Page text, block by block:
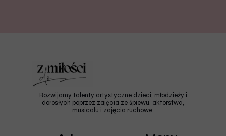
Rozwijamy talenty artystyczne dzieci, młodzieży i
dorosłych poprzez zajęcia ze śpiewu, aktorstwa,
musicalu i zajęcia ruchowe.